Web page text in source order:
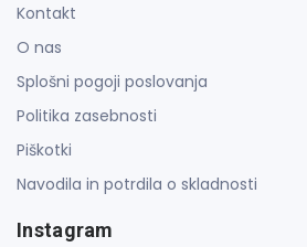
Kontakt
O nas
Splošni pogoji poslovanja
Politika zasebnosti
Piškotki
Navodila in potrdila o skladnosti
Instagram